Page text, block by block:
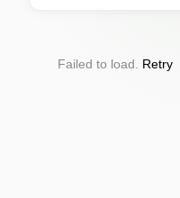
Failed to load. Retry